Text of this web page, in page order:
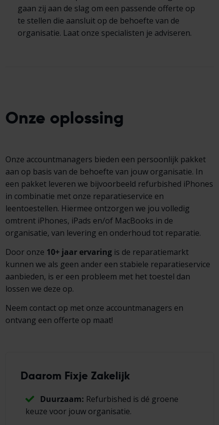
gaan zij aan de slag om een passende offerte op
te stellen die aansluit op de behoefte van de
organisatie. Laat onze specialisten je adviseren.
Onze oplossing
Onze accountmanagers bieden een persoonlijk pakket
aan op basis van de behoefte van jouw organisatie. In
een pakket leveren we bijvoorbeeld refurbished iPhones
in combinatie met onze reparatieservice en
leentoestellen. Hiermee ontzorgen we jou volledig
omtrent iPhones, iPads en/of MacBooks in de
organisatie, van levering en onderhoud tot reparatie.
Door onze 10+ jaar ervaringis de reparatiemarkt
kunnen we als geen ander een stabiele reparatieservice
aanbieden, is er een probleem met het toestel dan
lossen we deze op.
Neem contact op met onze accountmanagers en
ontvang een offerte op maat!
Daarom Fixje Zakelijk
Duurzaam: Refurbished is dé groene
keuze voor jouw organisatie.